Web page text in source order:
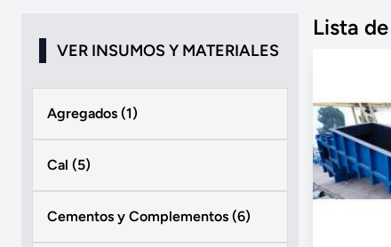
VER INSUMOS Y MATERIALES
Agregados (1)
Cal (5)
Cementos y Complementos (6)
Lista